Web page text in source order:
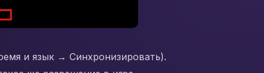
и язык → Синхронизировать).